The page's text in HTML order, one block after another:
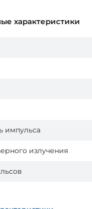
характеристики
импульса
излучения